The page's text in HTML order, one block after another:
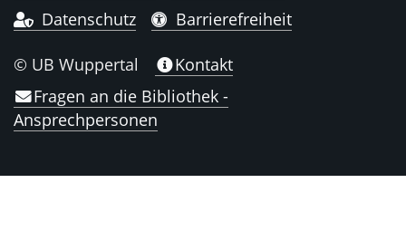
Datenschutz
Barrierefreiheit
© UB Wuppertal
Kontakt
Fragen an die Bibliothek -
Ansprechpersonen